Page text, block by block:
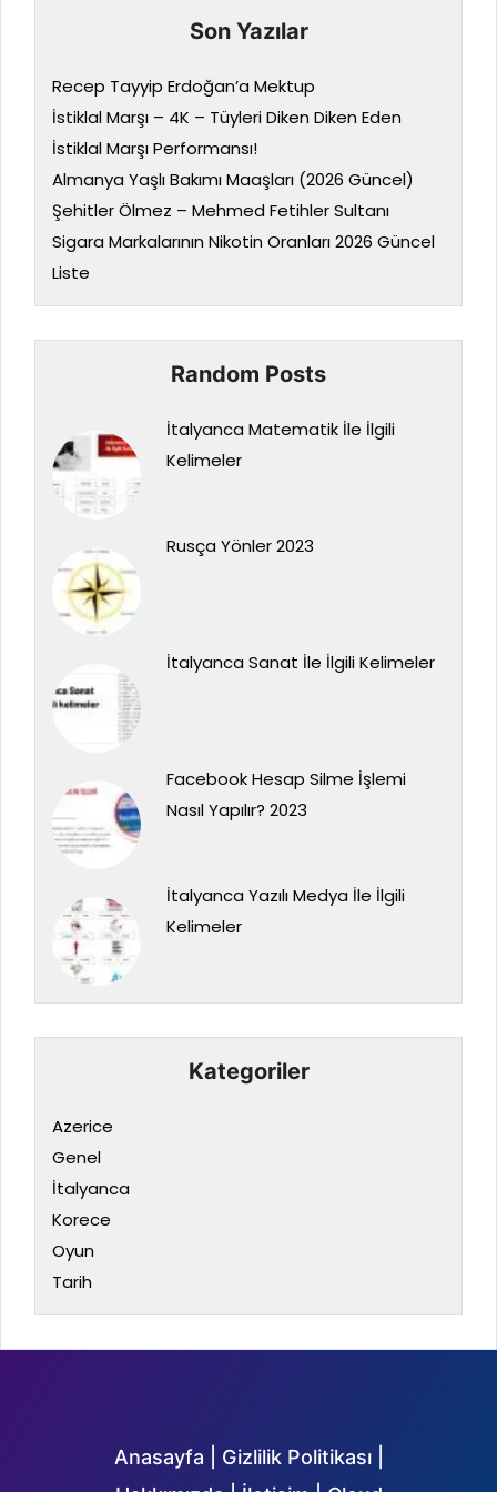
Son Yazılar
Recep Tayyip Erdoğan’a Mektup
İstiklal Marşı – 4K – Tüyleri Diken Diken Eden
İstiklal Marşı Performansı!
Almanya Yaşlı Bakımı Maaşları (2026 Güncel)
Şehitler Ölmez – Mehmed Fetihler Sultanı
Sigara Markalarının Nikotin Oranları 2026 Güncel
Liste
Random Posts
İtalyanca Matematik İle İlgili
Kelimeler
Rusça Yönler 2023
İtalyanca Sanat İle İlgili Kelimeler
Facebook Hesap Silme İşlemi
Nasıl Yapılır? 2023
İtalyanca Yazılı Medya İle İlgili
Kelimeler
Kategoriler
Azerice
Genel
İtalyanca
Korece
Oyun
Tarih
Anasayfa Gizlilik Politikası|